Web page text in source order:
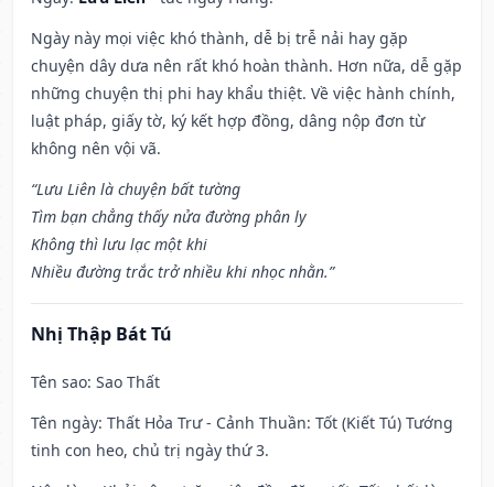
Ngày này mọi việc khó thành, dễ bị trễ nải hay gặp
chuyện dây dưa nên rất khó hoàn thành. Hơn nữa, dễ gặp
những chuyện thị phi hay khẩu thiệt. Về việc hành chính,
luật pháp, giấy tờ, ký kết hợp đồng, dâng nộp đơn từ
không nên vội vã.
“Lưu Liên là chuyện bất tường
Tìm bạn chẳng thấy nửa đường phân ly
Không thì lưu lạc một khi
Nhiều đường trắc trở nhiều khi nhọc nhằn.”
Nhị Thập Bát Tú
Tên sao: Sao Thất
Tên ngày: Thất Hỏa Trư - Cảnh Thuần: Tốt (Kiết Tú) Tướng
tinh con heo, chủ trị ngày thứ 3.